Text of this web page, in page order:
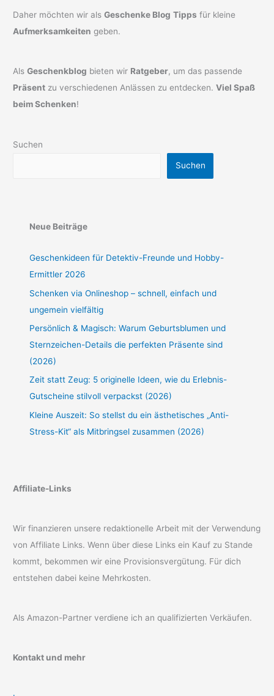
Daher möchten wir alsGeschenke Blog Tipps für kleine
Aufmerksamkeiten geben.
AlsGeschenkblog bieten wir Ratgeber, um das passende
Präsent zu verschiedenen Anlässen zu entdecken.Viel Spaß
beim Schenken!
Suchen
Suchen
Neue Beiträge
Geschenkideen für Detektiv-Freunde und Hobby-
Ermittler 2026
Schenken via Onlineshop – schnell, einfach und
ungemein vielfältig
Persönlich & Magisch: Warum Geburtsblumen und
Sternzeichen-Details die perfekten Präsente sind
(2026)
Zeit statt Zeug: 5 originelle Ideen, wie du Erlebnis-
Gutscheine stilvoll verpackst (2026)
Kleine Auszeit: So stellst du ein ästhetisches „Anti-
Stress-Kit“ als Mitbringsel zusammen (2026)
Affiliate-Links
Wir finanzieren unsere redaktionelle Arbeit mit der Verwendung
von Affiliate Links. Wenn über diese Links ein Kauf zu Stande
kommt, bekommen wir eine Provisionsvergütung. Für dich
entstehen dabei keine Mehrkosten.
Als Amazon-Partner verdiene ich an qualifizierten Verkäufen.
Kontakt und mehr